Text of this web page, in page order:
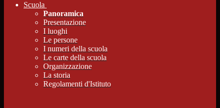
Scuola
Panoramica
Presentazione
I luoghi
Le persone
I numeri della scuola
Le carte della scuola
Organizzazione
La storia
Regolamenti d'Istituto